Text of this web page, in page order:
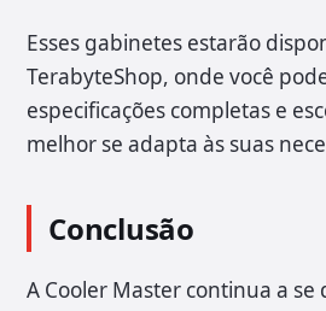
Esses gabinetes estarão
TerabyteShop, onde você
especificações completas e
melhor se adapta às suas
Conclusão
A Cooler Master continua a se